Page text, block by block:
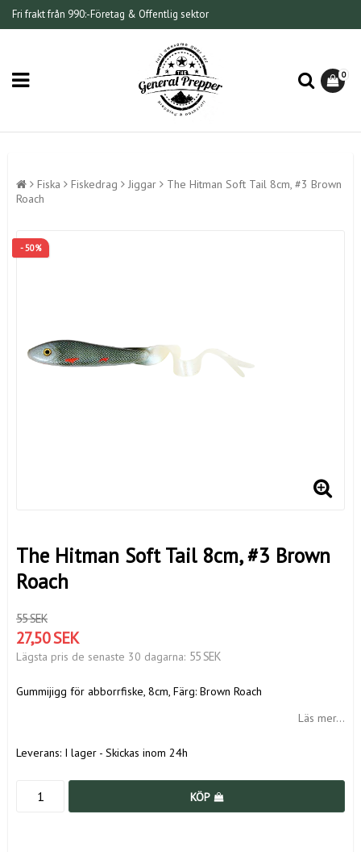
Fri frakt från 990:-Företag & Offentlig sektor
0
Fiska Fiskedrag Jiggar
The Hitman Soft Tail 8cm, #3 Brown
Roach
- 50%
The Hitman Soft Tail 8cm, #3 Brown
Roach
55 SEK
27,50 SEK
Lägsta pris de senaste 30 dagarna 55 SEK
Gummijigg för abborrfiske, 8cm, Färg: Brown Roach
Läs mer...
Leverans: I lager - Skickas inom 24h
KÖP